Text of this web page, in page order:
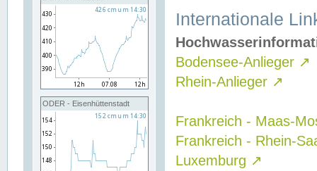
ODER - Eisenhüttenstadt
Internationale
Bodensee-Anlieger ↗
Rhein-Anlieger ↗
Frankreich - Maas-
Frankreich - Rhein-
Luxemburg ↗